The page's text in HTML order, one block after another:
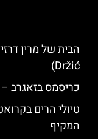
Držić)
כריסמס בזאגרב
טיולי הרים
המקיף